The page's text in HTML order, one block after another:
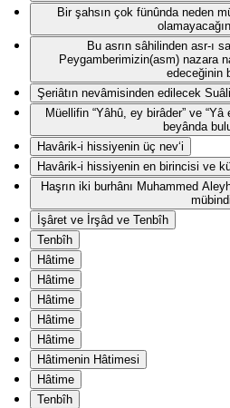
Bir şahsın çok fünûnda neden
Bu asrın sâhilinden asr-ı
Peygamberimizin(asm) nazara
edeceğinin
Şeriâtın nevâmisinden edilecek
Müellifin “Yâhû, ey birâder” ve “Yâ
beyânda
Havârik-i hissiyenin üç nev‘i
Havârik-i hissiyenin en birincisi ve
Haşrın iki burhânı Muhammed
İşâret ve İrşâd ve Tenbîh
Tenbîh
Hâtime
Hâtime
Hâtime
Hâtime
Hâtime
Hâtimenin Hâtimesi
Hâtime
Tenbîh